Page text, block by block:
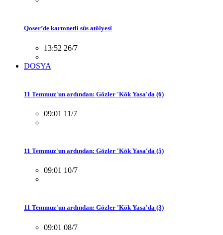
Qoser’de kartonetli süs atölyesi
13:52 26/7
DOSYA
11 Temmuz'un ardından: Gözler 'Kök Yasa'da (6)
09:01 11/7
11 Temmuz'un ardından: Gözler 'Kök Yasa'da (5)
09:01 10/7
11 Temmuz'un ardından: Gözler 'Kök Yasa'da (3)
09:01 08/7